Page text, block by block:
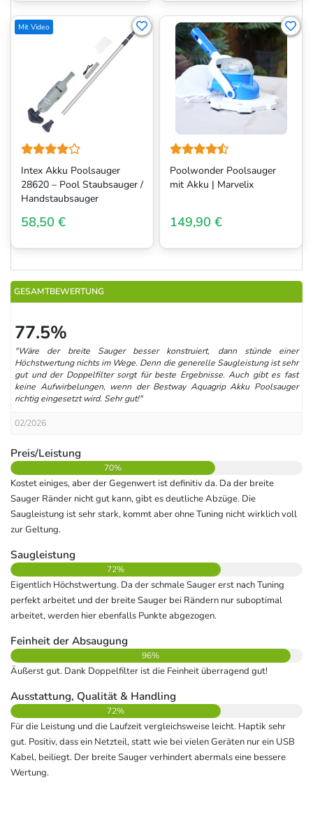
Mit Video
Intex Akku Poolsauger
28620 – Pool Staubsauger /
Handstaubsauger
58,50 €
Poolwonder Poolsauger
mit Akku | Marvelix
149,90 €
GESAMTBEWERTUNG
77.5%
"Wäre der breite Sauger besser konstruiert, dann stünde einer
Höchstwertung nichts im Wege. Denn die generelle Saugleistung ist sehr
gut und der Doppelfilter sorgt für beste Ergebnisse. Auch gibt es fast
keine Aufwirbelungen, wenn der Bestway Aquagrip Akku Poolsauger
richtig eingesetzt wird. Sehr gut!"
02/2026
Preis/Leistung
70%
Kostet einiges, aber der Gegenwert ist definitiv da. Da der breite
Sauger Ränder nicht gut kann, gibt es deutliche Abzüge. Die
Saugleistung ist sehr stark, kommt aber ohne Tuning nicht wirklich voll
zur Geltung.
Saugleistung
72%
Eigentlich Höchstwertung. Da der schmale Sauger erst nach Tuning
perfekt arbeitet und der breite Sauger bei Rändern nur suboptimal
arbeitet, werden hier ebenfalls Punkte abgezogen.
Feinheit der Absaugung
96%
Äußerst gut. Dank Doppelfilter ist die Feinheit überragend gut!
Ausstattung, Qualität & Handling
72%
Für die Leistung und die Laufzeit vergleichsweise leicht. Haptik sehr
gut. Positiv, dass ein Netzteil, statt wie bei vielen Geräten nur ein USB
Kabel, beiliegt. Der breite Sauger verhindert abermals eine bessere
Wertung.